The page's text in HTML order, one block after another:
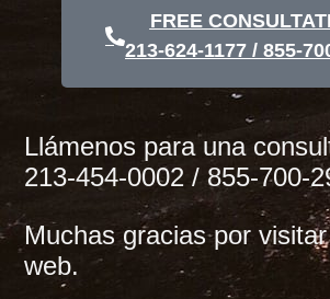
FREE
213-624-1177 / 855-
Llámenos para una
213-454-0002 / 855-700-
Muchas gracias por
web.